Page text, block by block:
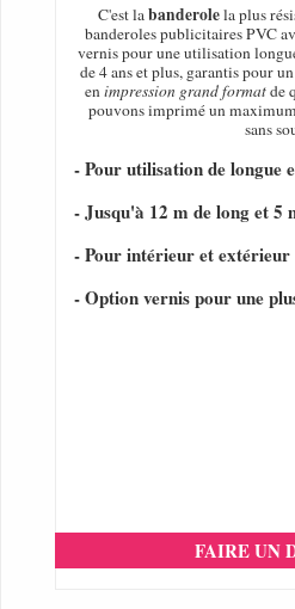
C'est labanderolela plus
banderoles publicitaires PVC
vernis pour une utilisation
de 4 ans et plus, garantis pour
enimpression grand formatde
pouvons imprimé un
sans
- Pour utilisation de longue
- Jusqu'à 12 m de long et 5
- Pour intérieur et extérieur
- Option vernis pour une
FAIRE UN